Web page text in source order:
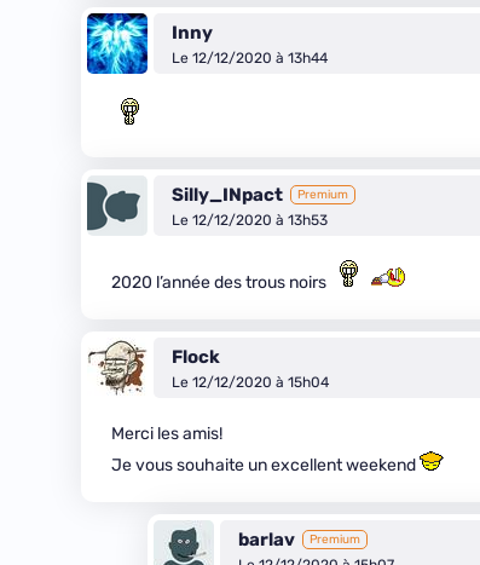
Inny
Le 12/12/2020 à 13h44
Silly_INpact Premium
Le 12/12/2020 à 13h53
2020 l’année des trous noirs
Flock
Le 12/12/2020 à 15h04
Merci les amis!
Je vous souhaite un excellent weekend
barlav Premium